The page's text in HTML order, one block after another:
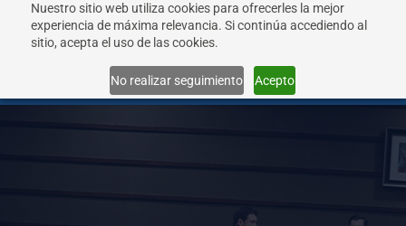
Nuestro sitio web utiliza cookies para ofrecerles la mejor
experiencia de máxima relevancia. Si continúa accediendo al
sitio, acepta el uso de las cookies.
No realizar seguimiento Acepto